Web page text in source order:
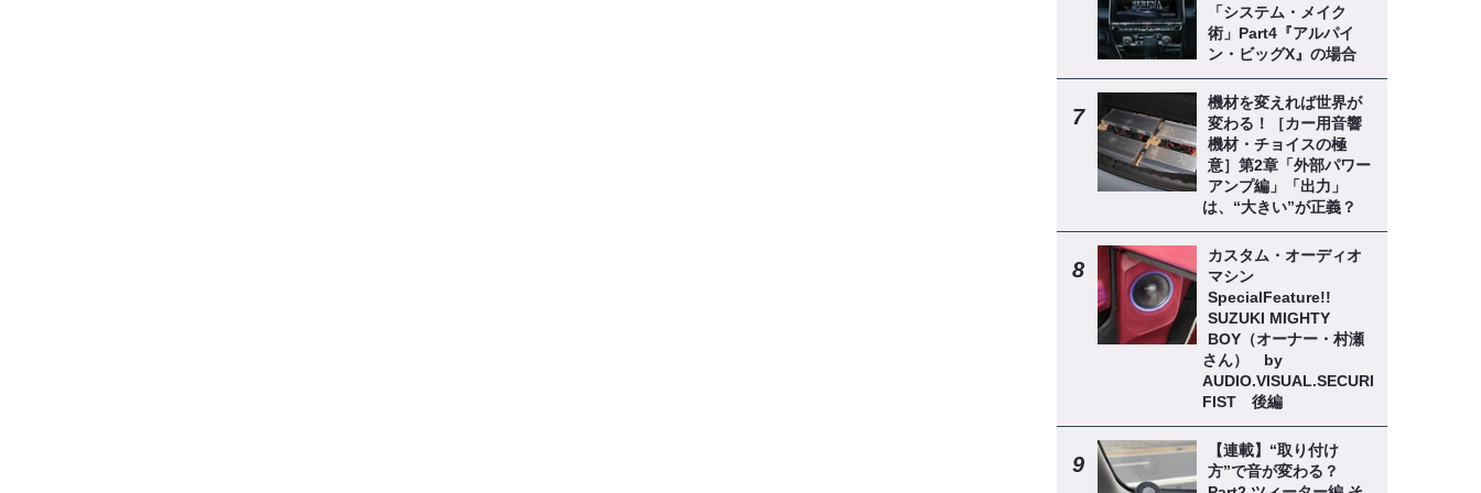
「システム・メイク
術」Part4『アルパイ
ン・ビッグX』の場合
機材を変えれば世界が
変わる！［カー用音響
機材・チョイスの極
意］第2章「外部パワー
アンプ編」「出力」
は、“大きい”が正義？
カスタム・オーディオ
マシン
SpecialFeature!!
SUZUKI MIGHTY
BOY（オーナー・村瀬
さん） by
AUDIO.VISUAL.SECURITY
FIST 後編
【連載】“取り付け
方”で音が変わる？